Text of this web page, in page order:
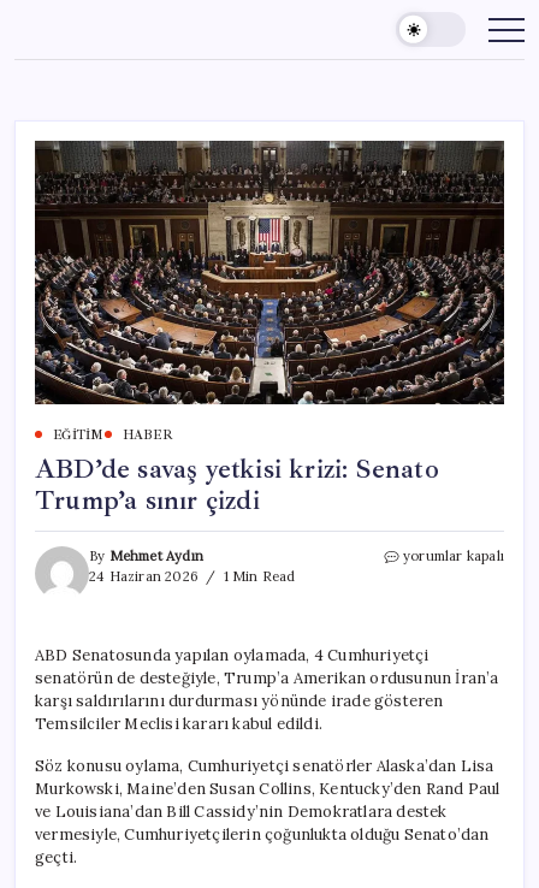
content
EĞITIM HABER
ABD’de savaş yetkisi krizi: Senato
Trump’a sınır çizdi
By Mehmet Aydın
24 Haziran 2026
1 Min Read
ABD’de
Trump’a
sınır
çizdi
yorumlar kapalı
ABD Senatosunda yapılan oylamada, 4 Cumhuriyetçi
senatörün de desteğiyle, Trump’a Amerikan ordusunun İran’a
karşı saldırılarını durdurması yönünde irade gösteren
Temsilciler Meclisi kararı kabul edildi.
Söz konusu oylama, Cumhuriyetçi senatörler Alaska’dan Lisa
Murkowski, Maine’den Susan Collins, Kentucky’den Rand Paul
ve Louisiana’dan Bill Cassidy’nin Demokratlara destek
vermesiyle, Cumhuriyetçilerin çoğunlukta olduğu Senato’dan
geçti.